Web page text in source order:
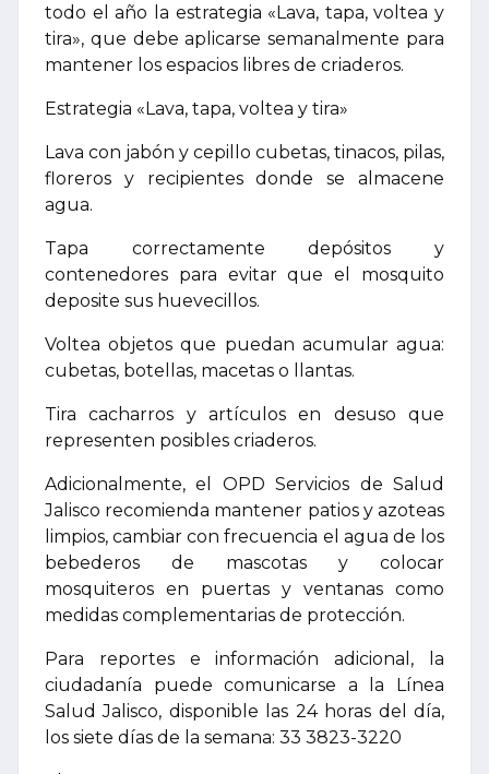
todo el año la estrategia «Lava, tapa, voltea y
tira», que debe aplicarse semanalmente para
mantener los espacios libres de criaderos.
Estrategia «Lava, tapa, voltea y tira»
Lava con jabón y cepillo cubetas, tinacos, pilas,
floreros y recipientes donde se almacene
agua.
Tapa correctamente depósitos y
contenedores para evitar que el mosquito
deposite sus huevecillos.
Voltea objetos que puedan acumular agua:
cubetas, botellas, macetas o llantas.
Tira cacharros y artículos en desuso que
representen posibles criaderos.
Adicionalmente, el OPD Servicios de Salud
Jalisco recomienda mantener patios y azoteas
limpios, cambiar con frecuencia el agua de los
bebederos de mascotas y colocar
mosquiteros en puertas y ventanas como
medidas complementarias de protección.
Para reportes e información adicional, la
ciudadanía puede comunicarse a la Línea
Salud Jalisco, disponible las 24 horas del día,
los siete días de la semana: 33 3823-3220